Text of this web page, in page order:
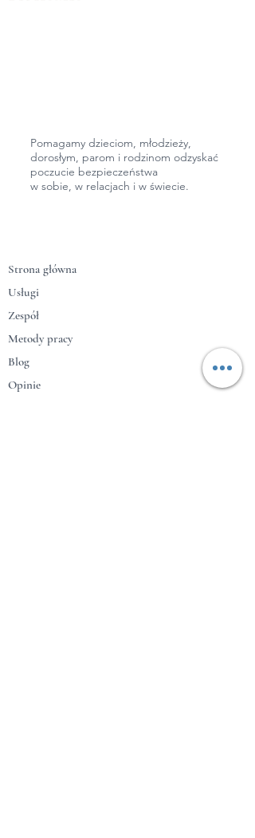
Pomagamy dzieciom, młodzieży,
dorosłym, parom i rodzinom odzyskać
poczucie bezpieczeństwa
w sobie, w relacjach i w świecie.
Strona główna
Usługi
Zespół
Metody pracy
Blog
Opinie